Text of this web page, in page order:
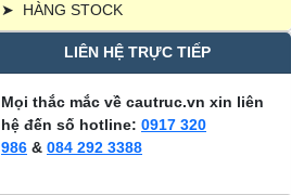
➤ HÀNG STOCK
LIÊN HỆ TRỰC TIẾP
Mọi thắc mắc về cautruc.vn xin liên
hệ đến số hotline: 0917 320
986 & 084 292 3388